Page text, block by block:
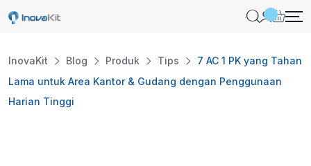
Skip
InovaKit Blog Produk Tips
7 AC 1 PK yang Tahan
Lama untuk Area Kantor & Gudang dengan Penggunaan
Harian Tinggi